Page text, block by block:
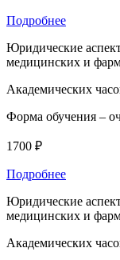
Подробнее
Юридические
медицинских и
Академических
Форма обучения –
1700 ₽
Подробнее
Юридические
медицинских и
Академических